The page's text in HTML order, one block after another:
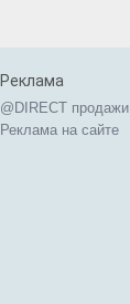
Реклама
@DIRECT продажи
Реклама на сайте